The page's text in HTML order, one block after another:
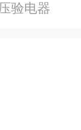
验电器